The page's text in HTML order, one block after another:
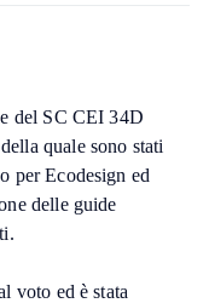
del SC CEI 34D
quale sono stati
per Ecodesign ed
delle guide
voto ed è stata